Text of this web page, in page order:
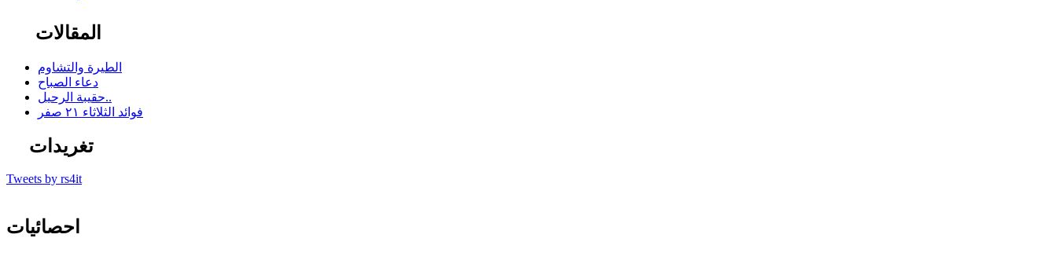
المقالات
الطيرة والتشاوم
دعاء الصباح
حقيبة الرحيل..
فوائد الثلاثاء ٢١ صفر
تغريدات
Tweets by rs4it
احصائيات